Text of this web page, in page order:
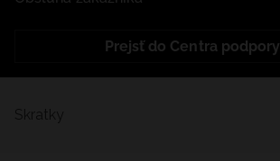
Prejsť do Centra podpory